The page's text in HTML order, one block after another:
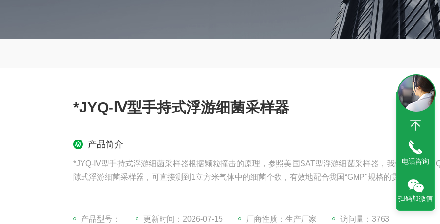
*JYQ-Ⅳ型手持式浮游细菌采样器
产品简介
*JYQ-Ⅳ型手持式浮游细菌采样器根据颗粒撞击的原理，参照美国SAT型浮游细菌采样器，我们研制成
隙式浮游细菌采样器，可直接测到1立方米气体中的细菌个数，有效地配合我国“GMP"规格的贯彻。
产品型号： 更新时间：2026-07-15 厂商性质：生产厂家 访问量：3763
电话咨询
扫码加微信